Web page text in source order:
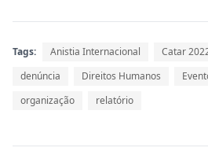
Tags: Anistia Internacional Catar
denúncia
Direitos Humanos
organização
relatório